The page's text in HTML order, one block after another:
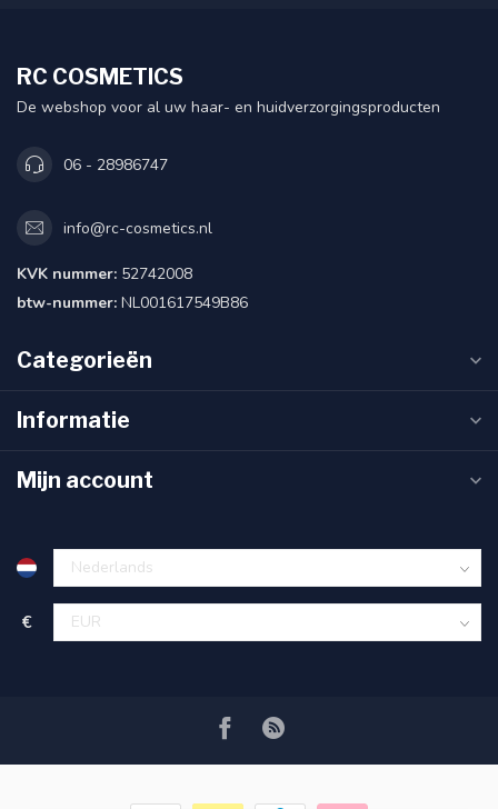
RC COSMETICS
De webshop voor al uw haar- en huidverzorgingsproducten
06 - 28986747
info@rc-cosmetics.nl
KVK nummer: 52742008
btw-nummer: NL001617549B86
Categorieën
Informatie
Mijn account
€